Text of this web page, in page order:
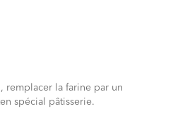
remplacer la farine par un
spécial pâtisserie.